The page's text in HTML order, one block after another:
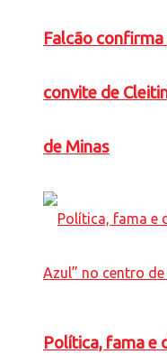
Falcão
convite de
de Minas
Política, fama e